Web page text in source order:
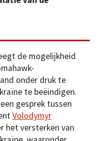
de mogelijkheid
onder druk te
te beëindigen.
gesprek tussen
Volodymyr
het versterken van